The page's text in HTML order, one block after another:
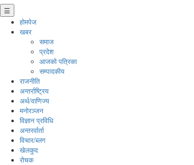
☰
होमपेज
खबर
समाज
प्रदेश
आजको पत्रिका
सम्पादकीय
राजनीति
अन्तर्राष्ट्रिय
अर्थ/वाणिज्य
मनाेरञ्जन
विज्ञान प्रविधि
अन्तरर्वार्ता
विचार/ब्लग
खेलकुद
रोचक